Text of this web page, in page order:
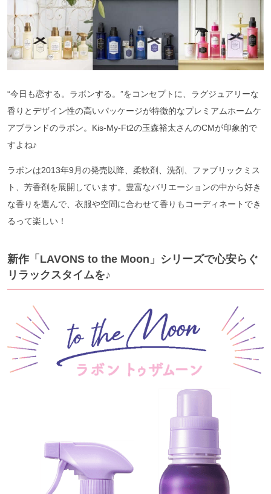
“今日も恋する。ラボンする。”をコンセプトに、ラグジュアリーな
香りとデザイン性の高いパッケージが特徴的なプレミアムホームケ
アブランドのラボン。Kis-My-Ft2の玉森裕太さんのCMが印象的で
すよね♪
ラボンは2013年9月の発売以降、柔軟剤、洗剤、ファブリックミス
ト、芳香剤を展開しています。豊富なバリエーションの中から好き
な香りを選んで、衣服や空間に合わせて香りもコーディネートでき
るって楽しい！
新作「LAVONS to the Moon」シリーズで心安らぐ
リラックスタイムを♪